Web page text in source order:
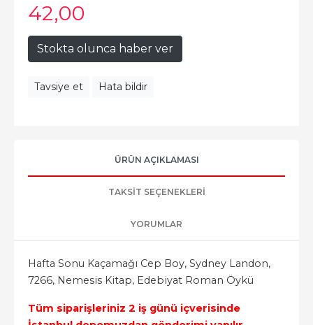
42,00
Stokta olunca haber ver
Tavsiye et Hata bildir
ÜRÜN AÇIKLAMASI
TAKSIT SEÇENEKLERI
YORUMLAR
Hafta Sonu Kaçamağı Cep Boy, Sydney Landon,
7266, Nemesis Kitap, Edebiyat Roman Öykü
Tüm siparişleriniz 2 iş günü içverisinde